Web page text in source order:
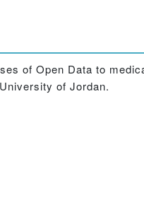
of Open Data to
of Jordan.